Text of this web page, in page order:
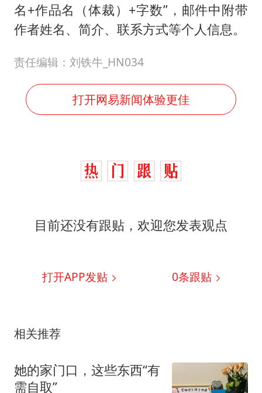
名+作品名（体裁）+字数”，邮件中附带
作者姓名、简介、联系方式等个人信息。
责任编辑：刘铁牛_HN034
打开网易新闻体验更佳
目前还没有跟贴，欢迎您发表观点
打开APP发贴 0条跟贴
相关推荐
她的家门口，这些东西“有
需自取”